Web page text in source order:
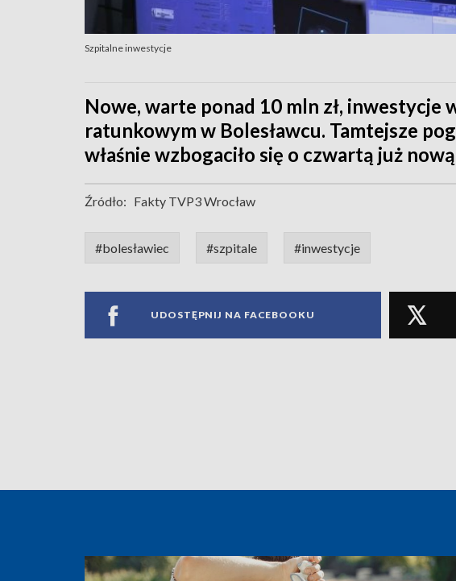
Szpitalne inwestycje
Nowe, warte ponad 10 mln zł, inwestycje
ratunkowym w Bolesławcu. Tamtejsze
właśnie wzbogaciło się o czwartą już
Źródło: Fakty TVP3 Wrocław
#bolesławiec #szpitale #inwestycje
UDOSTĘPNIJ NA FACEBOOKU